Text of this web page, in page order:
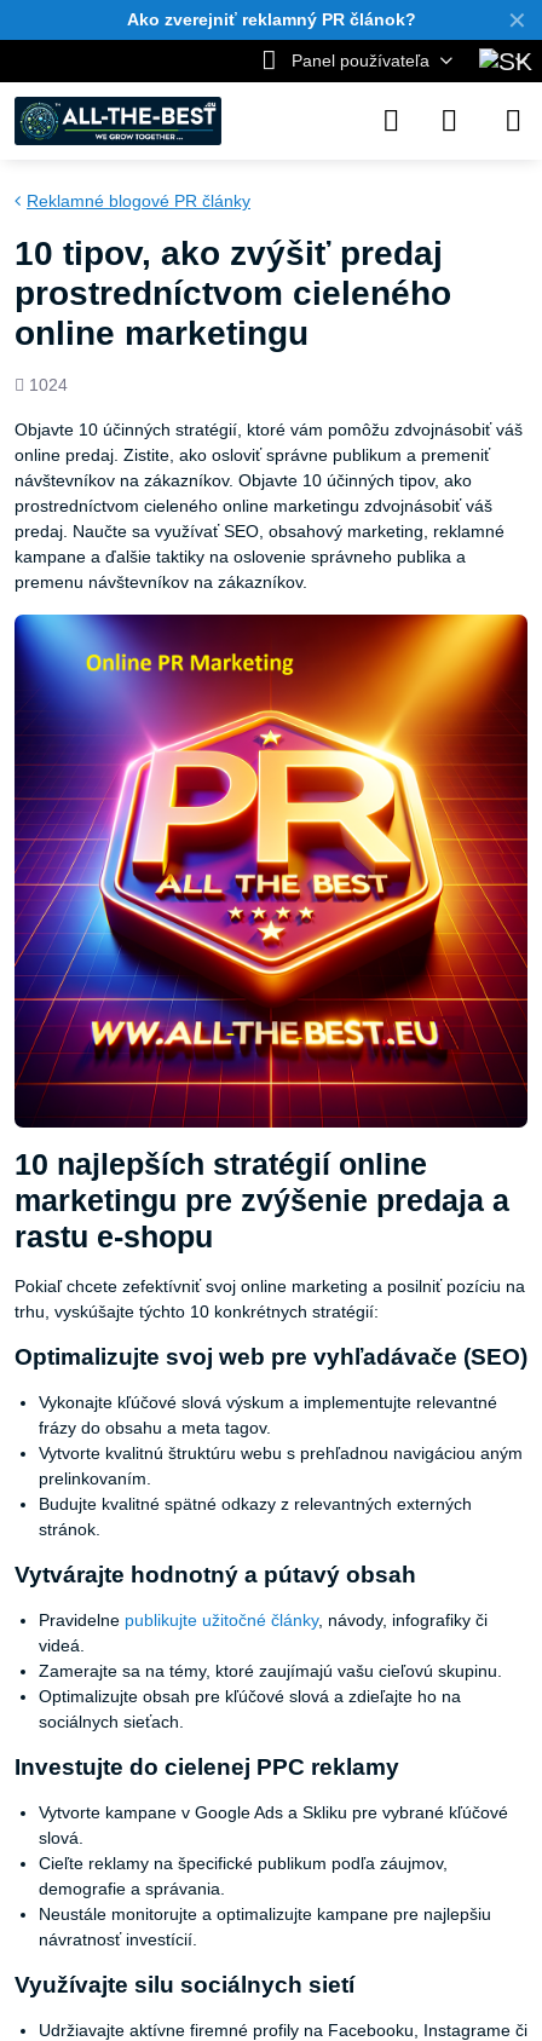
✕
Ako zverejniť reklamný PR článok?
Panel používateľa
Reklamné blogové PR články
10 tipov, ako zvýšiť predaj
prostredníctvom cieleného
online marketingu
Počet
1024
Objavte 10 účinných stratégií, ktoré vám pomôžu zdvojnásobiť váš
online predaj. Zistite, ako osloviť správne publikum a premeniť
návštevníkov na zákazníkov. Objavte 10 účinných tipov, ako
prostredníctvom cieleného online marketingu zdvojnásobiť váš
predaj. Naučte sa využívať SEO, obsahový marketing, reklamné
kampane a ďalšie taktiky na oslovenie správneho publika a
premenu návštevníkov na zákazníkov.
10 najlepších stratégií online
marketingu pre zvýšenie predaja a
rastu e-shopu
Pokiaľ chcete zefektívniť svoj online marketing a posilniť pozíciu na
trhu, vyskúšajte týchto 10 konkrétnych stratégií:
Optimalizujte svoj web pre vyhľadávače (SEO)
Vykonajte kľúčové slová výskum a implementujte relevantné
frázy do obsahu a meta tagov.
Vytvorte kvalitnú štruktúru webu s prehľadnou navigáciou aným
prelinkovaním.
Budujte kvalitné spätné odkazy z relevantných externých
stránok.
Vytvárajte hodnotný a pútavý obsah
Pravidelne publikujte užitočné články, návody, infografiky či
videá.
Zamerajte sa na témy, ktoré zaujímajú vašu cieľovú skupinu.
Optimalizujte obsah pre kľúčové slová a zdieľajte ho na
sociálnych sieťach.
Investujte do cielenej PPC reklamy
Vytvorte kampane v Google Ads a Skliku pre vybrané kľúčové
slová.
Cieľte reklamy na špecifické publikum podľa záujmov,
demografie a správania.
Neustále monitorujte a optimalizujte kampane pre najlepšiu
návratnosť investícií.
Využívajte silu sociálnych sietí
Udržiavajte aktívne firemné profily na Facebooku, Instagrame či